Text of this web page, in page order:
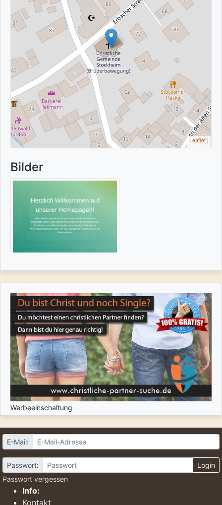
Leaflet |
Bilder
Werbeeinschaltung
E-Mail:
Passwort:
Login
Passwort vergessen
Info:
Kontakt